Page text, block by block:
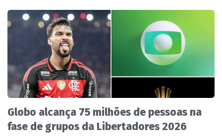
Globo alcança 75 milhões de pessoas na
fase de grupos da Libertadores 2026